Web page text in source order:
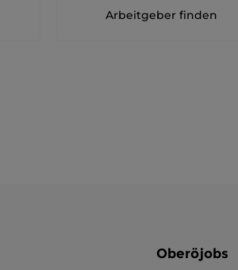
Arbeitgeber finden
Oberöjobs